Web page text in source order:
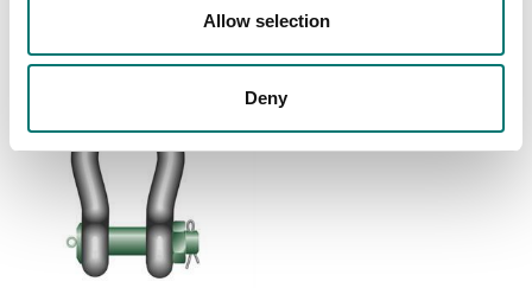
Allow selection
Deny